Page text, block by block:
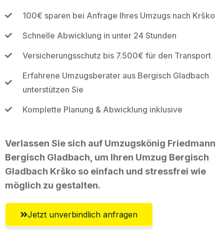
100€ sparen bei Anfrage Ihres Umzugs nach Krško
Schnelle Abwicklung in unter 24 Stunden
Versicherungsschutz bis 7.500€ für den Transport
Erfahrene Umzugsberater aus Bergisch Gladbach
unterstützen Sie
Komplette Planung & Abwicklung inklusive
Verlassen Sie sich auf Umzugskönig Friedmann
Bergisch Gladbach, um Ihren Umzug Bergisch
Gladbach Krško so einfach und stressfrei wie
möglich zu gestalten.
Jetzt unverbindlich anfragen